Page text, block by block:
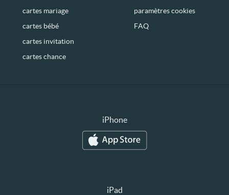
cartes mariage
cartes bébé
cartes invitation
cartes chance
paramètres cookies
FAQ
iPhone
iPad